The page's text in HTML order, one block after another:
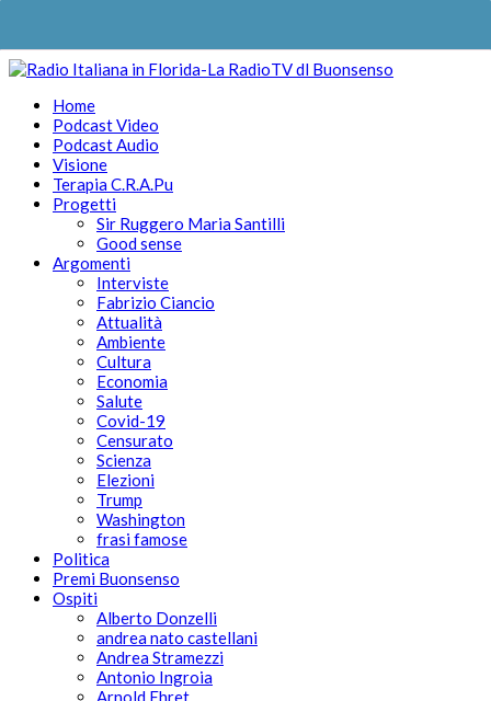
Home
Podcast Video
Podcast Audio
Visione
Terapia C.R.A.Pu
Progetti
Sir Ruggero Maria Santilli
Good sense
Argomenti
Interviste
Fabrizio Ciancio
Attualità
Ambiente
Cultura
Economia
Salute
Covid-19
Censurato
Scienza
Elezioni
Trump
Washington
frasi famose
Politica
Premi Buonsenso
Ospiti
Alberto Donzelli
andrea nato castellani
Andrea Stramezzi
Antonio Ingroia
Arnold Ehret